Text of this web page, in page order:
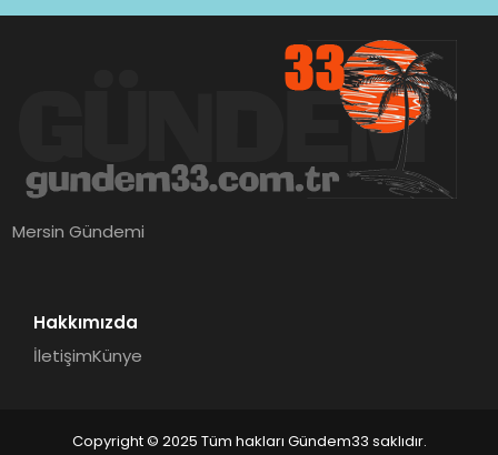
Mersin Gündemi
Hakkımızda
İletişimKünye
Copyright © 2025 Tüm hakları Gündem33 saklıdır.